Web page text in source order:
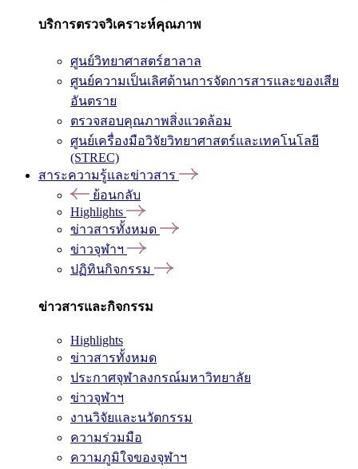
บริการตรวจวิเคราะห์คุณภาพ
ศูนย์วิทยาศาสตร์ฮาลาล
ศูนย์ความเป็นเลิศด้านการจัดการสารและของเสีย
อันตราย
ตรวจสอบคุณภาพสิ่งแวดล้อม
ศูนย์เครื่องมือวิจัยวิทยาศาสตร์และเทคโนโลยี
(STREC)
สาระความรู้และข่าวสาร
ย้อนกลับ
Highlights
ข่าวสารทั้งหมด
ข่าวจุฬาฯ
ปฏิทินกิจกรรม
ข่าวสารและกิจกรรม
Highlights
ข่าวสารทั้งหมด
ประกาศจุฬาลงกรณ์มหาวิทยาลัย
ข่าวจุฬาฯ
งานวิจัยและนวัตกรรม
ความร่วมมือ
ความภูมิใจของจุฬาฯ